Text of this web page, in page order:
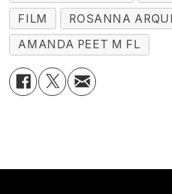
FILM
ROSANNA
AMANDA PEET M FL